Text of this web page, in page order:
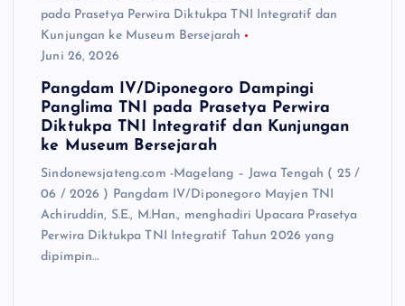
pada Prasetya Perwira Diktukpa TNI Integratif dan
Kunjungan ke Museum Bersejarah
Juni 26, 2026
Pangdam IV/Diponegoro Dampingi
Panglima TNI pada Prasetya Perwira
Diktukpa TNI Integratif dan Kunjungan
ke Museum Bersejarah
Sindonewsjateng.com -Magelang – Jawa Tengah ( 25 /
06 / 2026 ) Pangdam IV/Diponegoro Mayjen TNI
Achiruddin, S.E., M.Han., menghadiri Upacara Prasetya
Perwira Diktukpa TNI Integratif Tahun 2026 yang
dipimpin…